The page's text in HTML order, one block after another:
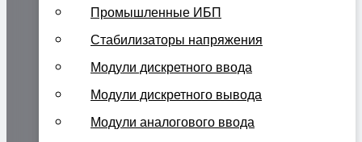
Промышленные ИБП
Стабилизаторы напряжения
Модули дискретного ввода
Модули дискретного вывода
Модули аналогового ввода